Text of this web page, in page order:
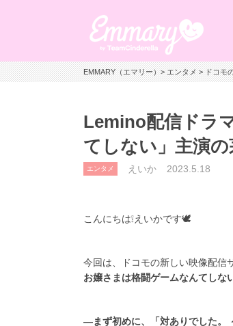
EMMARY（エマリー）>エンタメ> ドコモ
Lemino配信ドラ
てしない」主演
エンタメ えいか 2023.5.18
こんにちは❕えいかです🕊
今回は、ドコモの新しい映像配信
お嬢さまは格闘ゲームなんてしな
―まず初めに、「対ありでした。